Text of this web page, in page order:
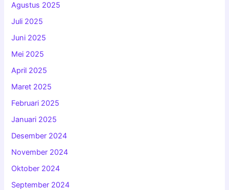
Agustus 2025
Juli 2025
Juni 2025
Mei 2025
April 2025
Maret 2025
Februari 2025
Januari 2025
Desember 2024
November 2024
Oktober 2024
September 2024